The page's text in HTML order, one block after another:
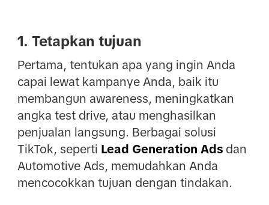
1. Tetapkan tujuan
Pertama, tentukan apa yang ingin Anda
capai lewat kampanye Anda, baik itu
membangun awareness, meningkatkan
angka test drive, atau menghasilkan
penjualan langsung. Berbagai solusi
TikTok, seperti Lead Generation Adsdan
Automotive Ads, memudahkan Anda
mencocokkan tujuan dengan tindakan.